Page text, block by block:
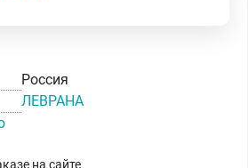
Россия
ЛЕВРАНА
на сайте